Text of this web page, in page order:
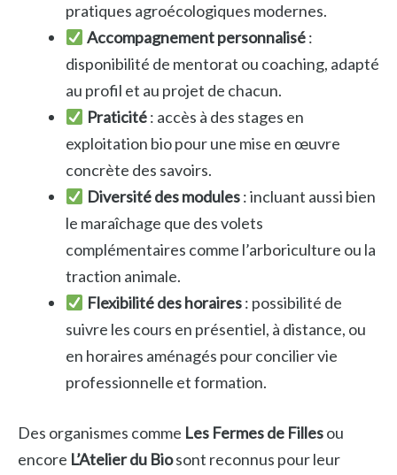
pratiques agroécologiques modernes.
Accompagnement personnalisé:
disponibilité de mentorat ou coaching, adapté
au profil et au projet de chacun.
Praticité: accès à des stages en
exploitation bio pour une mise en œuvre
concrète des savoirs.
Diversité des modules: incluant aussi bien
le maraîchage que des volets
complémentaires comme l’arboriculture ou la
traction animale.
Flexibilité des horaires: possibilité de
suivre les cours en présentiel, à distance, ou
en horaires aménagés pour concilier vie
professionnelle et formation.
Des organismes comme Les Fermes de Fillesou
encore L’Atelier du Biosont reconnus pour leur